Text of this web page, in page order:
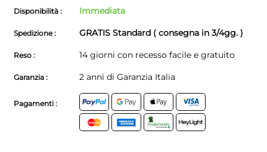
Disponibilità : Immediata
Spedizione : GRATIS Standard ( consegna in 3/4gg. )
Reso : 14 giorni con recesso facile e gratuito
Garanzia : 2 anni di Garanzia Italia
Pagamenti :